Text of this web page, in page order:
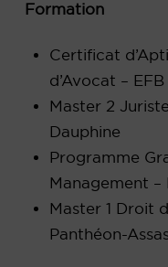
Formation
Certificat
d’Avocat – EFB
Master 2
Dauphine
Programme
Management –
Master 1 Droit
Panthéon-